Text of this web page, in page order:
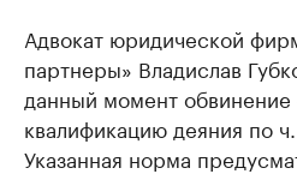
Адвокат юридической
партнеры» Владислав
данный момент
квалификацию деяния по
Указанная норма